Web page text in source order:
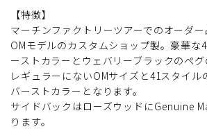
【特徴】
マーチンファクトリーツアーでのオーダ
OMモデルのカスタムショップ製。豪華な
ーストカラーとウェバリーブラックのペグ
レギュラーにないOMサイズと41スタイル
バーストカラーとなります。
サイドバックはローズウッドにGenuine
ります。